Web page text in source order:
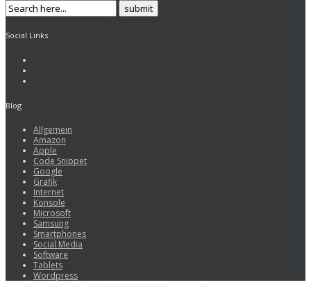
Social Links
Blog
Allgemein
Amazon
Apple
Code Snippet
Google
Grafik
Internet
Konsole
Microsoft
Samsung
Smartphones
Social Media
Software
Tablets
Wordpress